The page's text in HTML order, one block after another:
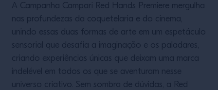
A Campanha Campari Red Hands Premiere mergulha
nas profundezas da coquetelaria e do cinema,
unindo essas duas formas de arte em um espetáculo
sensorial que desafia a imaginação e os paladares,
criando experiências únicas que deixam uma marca
indelével em todos os que se aventuram nesse
universo criativo. Sem sombra de dúvidas, a Red